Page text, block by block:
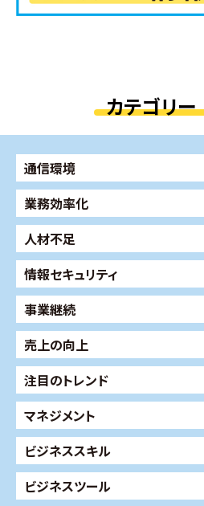
カテゴリ
通信環境
業務効率化
人材不足
情報セキュリティ
事業継続
売上の向上
注目のトレンド
マネジメント
ビジネススキル
ビジネスツール